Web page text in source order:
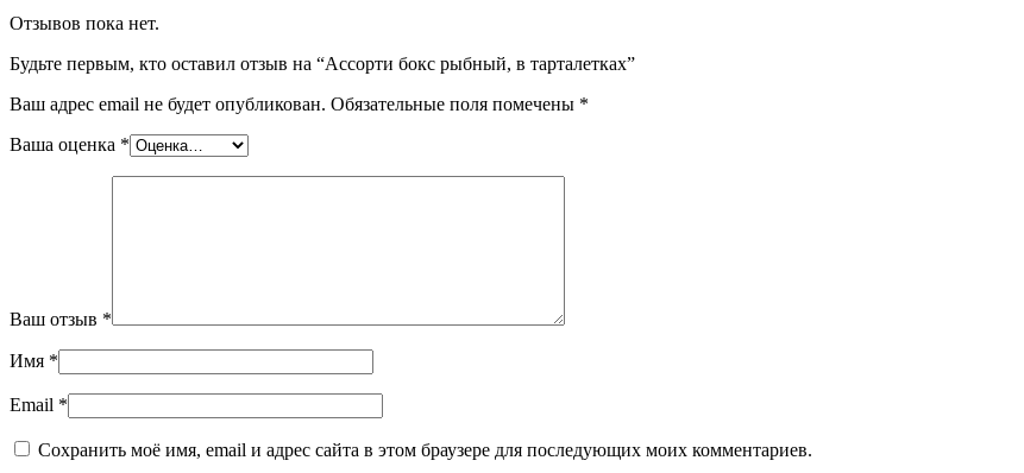
Отзывов пока нет.
Будьте первым, кто оставил отзыв на “Ассорти бокс рыбный, в тарталетках”
Ваш адрес email не будет опубликован. Обязательные поля помечены *
Ваша оценка *
Ваш отзыв *
Имя *
Email *
Сохранить моё имя, email и адрес сайта в этом браузере для последующих моих комментариев.